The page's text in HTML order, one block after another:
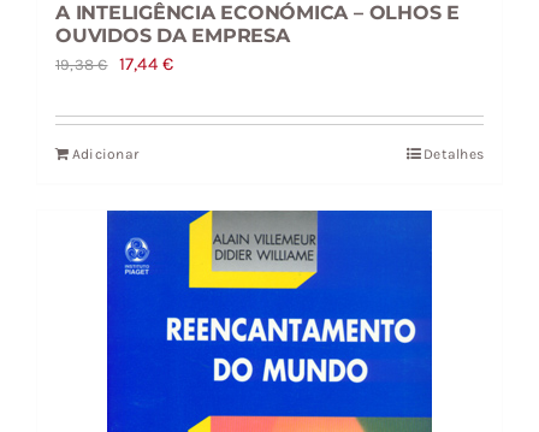
A INTELIGÊNCIA ECONÓMICA – OLHOS E
OUVIDOS DA EMPRESA
19,38€
O
original
era:
17,44€O
atual
Adicionar Detalhes